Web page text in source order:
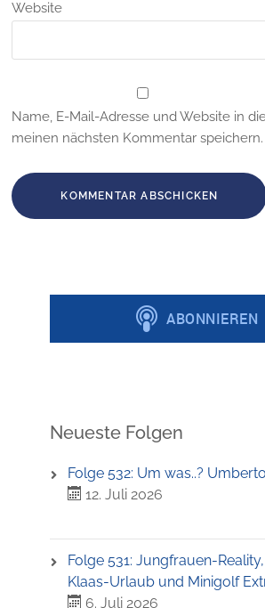
Website
Name, E-Mail-Adresse und Website in
meinen nächsten Kommentar speichern.
Neueste Folgen
Folge 532: Um was..?
12. Juli 2026
Folge 531: Jungfrauen-
Klaas-Urlaub und Minigolf
6. Juli 2026